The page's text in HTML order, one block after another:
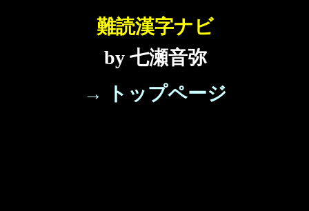
難読漢字ナビ
by 七瀬音弥
→ トップページ